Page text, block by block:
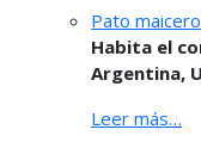
Pato
Habita el
Argentina,
Leer más…